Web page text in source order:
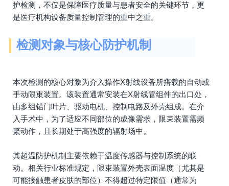
护检测，不仅是保障医疗质量与患者安全的关键环节，更
是医疗机构设备质量控制管理的重中之重。
检测对象与核心防护机制
本次检测的核心对象为介入操作X射线设备所搭载的自动或
手动限束装置。该装置通常安装在X射线管组件的出口处，
由多组铅门叶片、驱动电机、控制电路及外壳组成。在介
入手术中，为了适应不同部位的成像需求，限束装置需频
繁动作，且长期处于高强度的辐射场中。
其超温防护机制主要依赖于温度传感器与控制系统的联
动。相关行业标准规定，限束装置外壳表面温度（尤其是
可能接触患者皮肤的部位）不得超过特定限值（通常为